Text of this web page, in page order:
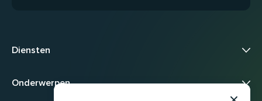
Diensten
Onderwerpen